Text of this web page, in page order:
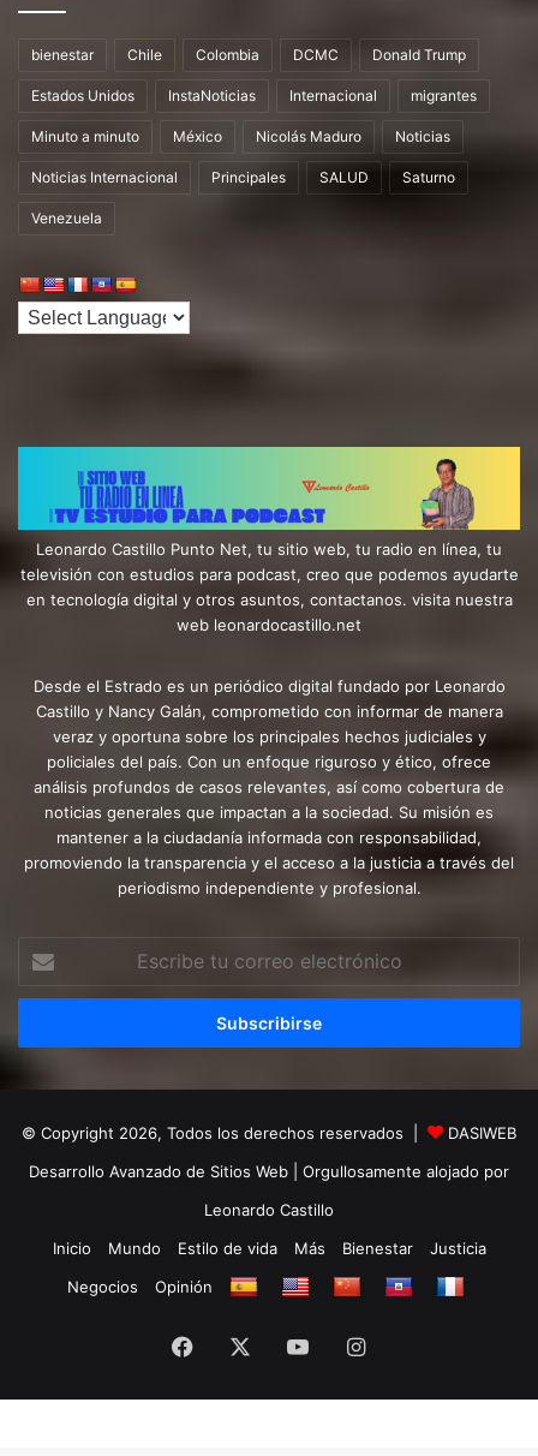
bienestar Chile Colombia DCMC Donald Trump
Estados Unidos InstaNoticias Internacional migrantes
Minuto a minuto México Nicolás Maduro Noticias
Noticias Internacional Principales SALUD Saturno
Venezuela
Leonardo Castillo Punto Net, tu sitio web, tu radio en línea, tu
televisión con estudios para podcast, creo que podemos ayudarte
en tecnología digital y otros asuntos, contactanos. visita nuestra
web leonardocastillo.net
Desde el Estrado es un periódico digital fundado por Leonardo
Castillo y Nancy Galán, comprometido con informar de manera
veraz y oportuna sobre los principales hechos judiciales y
policiales del país. Con un enfoque riguroso y ético, ofrece
análisis profundos de casos relevantes, así como cobertura de
noticias generales que impactan a la sociedad. Su misión es
mantener a la ciudadanía informada con responsabilidad,
promoviendo la transparencia y el acceso a la justicia a través del
periodismo independiente y profesional.
correo
© Copyright 2026, Todos los derechos reservados |
DASIWEB
Desarrollo Avanzado de Sitios Web | Orgullosamente alojado por
Leonardo Castillo
Inicio
Mundo Estilo de vida Más Bienestar
Justicia
Negocios
Opinión
Facebook YouTubeInstagram